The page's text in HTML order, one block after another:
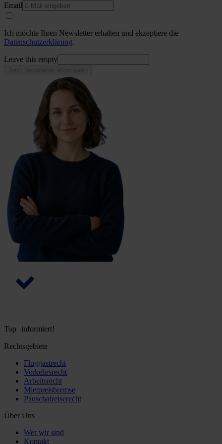
Email
Ich möchte Ihren Newsletter erhalten und akzeptiere die
Datenschutzerklärung.
Leave this empty
Top informiert!
Rechtsgebiete
Fluggastrecht
Verkehrsrecht
Arbeitsrecht
Mietpreisbremse
Pauschalreiserecht
Über Uns
Wer wir sind
Kontakt